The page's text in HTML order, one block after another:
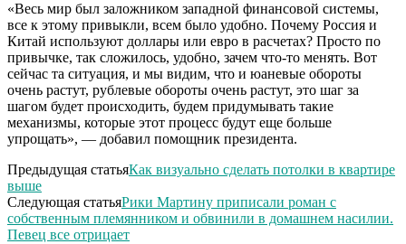
«Весь мир был заложником западной финансовой системы,
все к этому привыкли, всем было удобно. Почему Россия и
Китай используют доллары или евро в расчетах? Просто по
привычке, так сложилось, удобно, зачем что-то менять. Вот
сейчас та ситуация, и мы видим, что и юаневые обороты
очень растут, рублевые обороты очень растут, это шаг за
шагом будет происходить, будем придумывать такие
механизмы, которые этот процесс будут еще больше
упрощать», — добавил помощник президента.
Предыдущая статьяКак визуально сделать потолки в квартире
выше
Следующая статьяРики Мартину приписали роман с
собственным племянником и обвинили в домашнем насилии.
Певец все отрицает